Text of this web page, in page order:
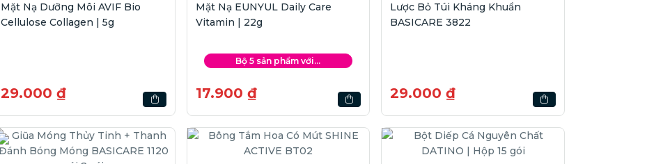
Mặt Nạ Dưỡng Môi AVIF Bio
Cellulose Collagen | 5g
29.000 ₫
Mặt Nạ EUNYUL Daily Care
Vitamin | 22g
Bộ 5 sản phẩm với...
17.900 ₫
Lược Bỏ Túi Kháng Khuẩn
BASICARE 3822
29.000 ₫